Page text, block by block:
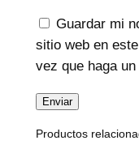
Guardar mi
sitio web en
vez que haga
Productos